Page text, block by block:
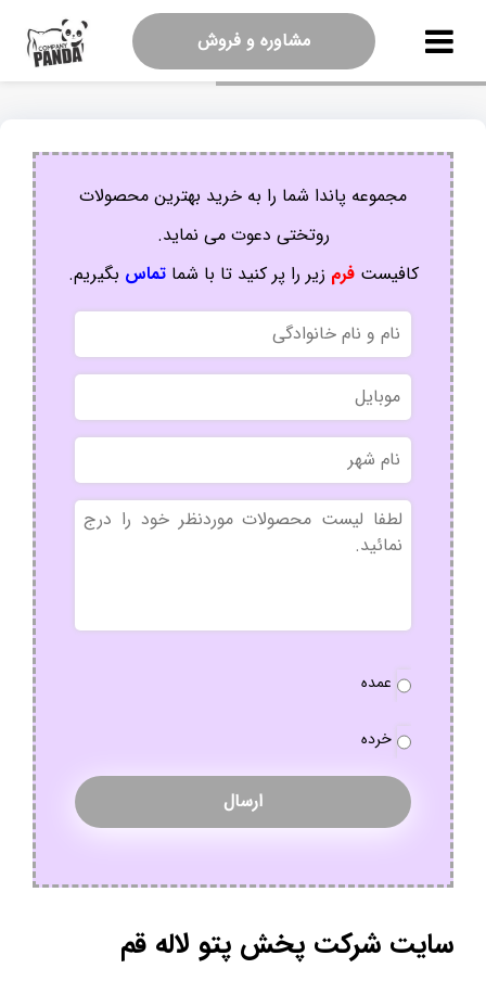
مشاوره و فروش
مجموعه پاندا شما را به خرید بهترین محصولات
روتختی دعوت می نماید.
کافیستفرم زیر را پر کنید تا با شماتماس بگیریم.
نام
و
نام
خانوادگی
موبایل
نام
شهر
بدون
عنوان
نوع
عمده
خرده
سایت شرکت پخش پتو لاله قم